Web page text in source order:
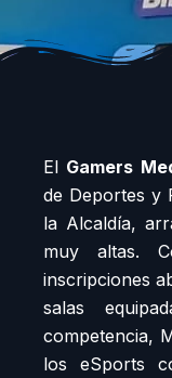
El Gamers
de Deportes y
la Alcaldía,
muy altas.
inscripciones
salas
competencia,
los eSports